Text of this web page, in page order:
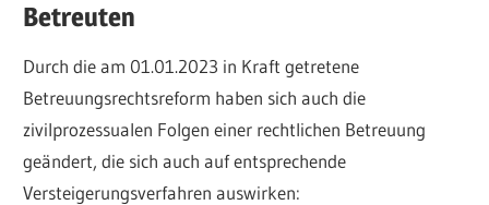
Betreuten
Durch die am 01.01.2023 in Kraft getretene
Betreuungsrechtsreform haben sich auch die
zivilprozessualen Folgen einer rechtlichen Betreuung
geändert, die sich auch auf entsprechende
Versteigerungsverfahren auswirken: